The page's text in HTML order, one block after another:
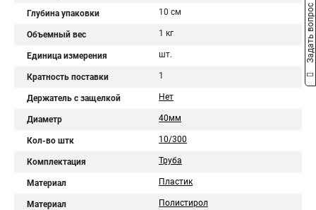
Глубина упаковки 10 см
Объемный вес 1 кг
Единица измерения шт.
Кратность поставки 1
Держатель с защелкой Нет
Диаметр 40мм
Кол-во штк 10/300
Комплектация Труба
Материал Пластик
Материал Полистирол
Задать вопрос